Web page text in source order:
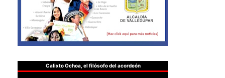
Calixto Ochoa, el filósofo del acordeón